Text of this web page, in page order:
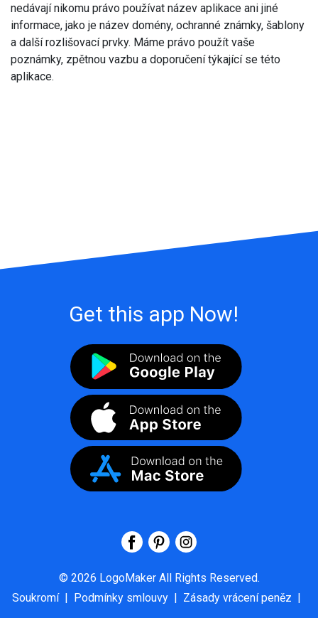
nedávají nikomu právo používat název aplikace ani jiné
informace, jako je název domény, ochranné známky, šablony
a další rozlišovací prvky. Máme právo použít vaše
poznámky, zpětnou vazbu a doporučení týkající se této
aplikace.
Get this app Now!
© 2026 LogoMaker All Rights Reserved.
Soukromí | Podmínky smlouvy | Zásady vrácení peněz |